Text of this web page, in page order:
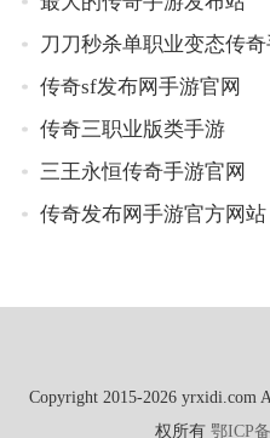
刀刀秒杀单职业变态传
传奇sf发布网手游官网
传奇三职业版类手游
三王永恒传奇手游官网
传奇发布网手游官方网站
Copyright 2015-2026 yrxidi.com
权所有 鄂ICP